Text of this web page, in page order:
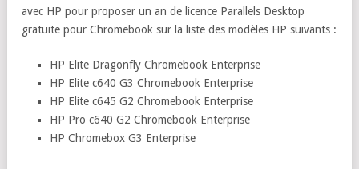
avec HP pour proposer un an de licence Parallels Desktop
gratuite pour Chromebook sur la liste des modèles HP suivants :
HP Elite Dragonfly Chromebook Enterprise
HP Elite c640 G3 Chromebook Enterprise
HP Elite c645 G2 Chromebook Enterprise
HP Pro c640 G2 Chromebook Enterprise
HP Chromebox G3 Enterprise